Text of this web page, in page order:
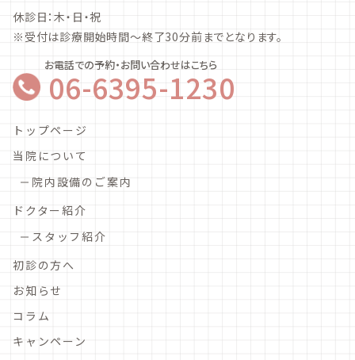
休診日：木・日・祝
※受付は診療開始時間～終了30分前までとなります。
お電話での予約・お問い合わせはこちら
06-6395-1230
トップページ
当院について
院内設備のご案内
ドクター紹介
スタッフ紹介
初診の方へ
お知らせ
コラム
キャンペーン